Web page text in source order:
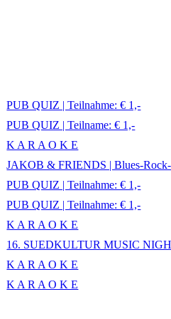
PUB QUIZ | Teilnahme: € 1,-
PUB QUIZ | Teilname: € 1,-
K A R A O K E
JAKOB & FRIENDS | Blues-
PUB QUIZ | Teilnahme: € 1,-
PUB QUIZ | Teilnahme: € 1,-
K A R A O K E
16. SUEDKULTUR MUSIC
K A R A O K E
K A R A O K E